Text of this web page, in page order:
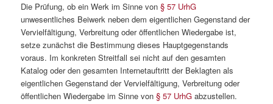
Die Prüfung, ob ein Werk im Sinne von§ 57 UrhG
unwesentliches Beiwerk neben dem eigentlichen Gegenstand der
Vervielfältigung, Verbreitung oder öffentlichen Wiedergabe ist,
setze zunächst die Bestimmung dieses Hauptgegenstands
voraus. Im konkreten Streitfall sei nicht auf den gesamten
Katalog oder den gesamten Internetauftritt der Beklagten als
eigentlichen Gegenstand der Vervielfältigung, Verbreitung oder
öffentlichen Wiedergabe im Sinne von§ 57 UrhG abzustellen.